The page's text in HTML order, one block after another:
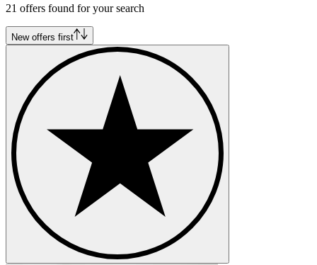
21 offers found for your search
New offers first